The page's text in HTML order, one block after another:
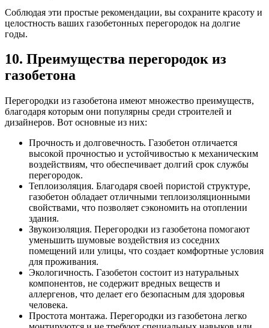
Соблюдая эти простые рекомендации, вы сохраните красоту и
целостность ваших газобетонных перегородок на долгие
годы.
10. Преимущества перегородок из
газобетона
Перегородки из газобетона имеют множество преимуществ,
благодаря которым они популярны среди строителей и
дизайнеров. Вот основные из них:
Прочность и долговечность. Газобетон отличается
высокой прочностью и устойчивостью к механическим
воздействиям, что обеспечивает долгий срок службы
перегородок.
Теплоизоляция. Благодаря своей пористой структуре,
газобетон обладает отличными теплоизоляционными
свойствами, что позволяет сэкономить на отоплении
здания.
Звукоизоляция. Перегородки из газобетона помогают
уменьшить шумовые воздействия из соседних
помещений или улицы, что создает комфортные условия
для проживания.
Экологичность. Газобетон состоит из натуральных
компонентов, не содержит вредных веществ и
аллергенов, что делает его безопасным для здоровья
человека.
Простота монтажа. Перегородки из газобетона легко